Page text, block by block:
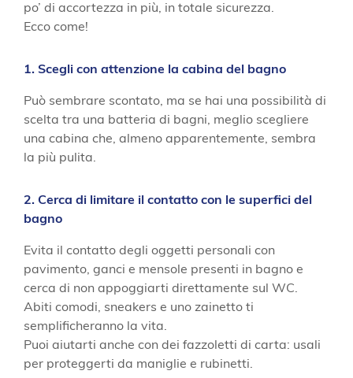
po’ di accortezza in più, in totale sicurezza.
Ecco come!
1. Scegli con attenzione la cabina del bagno
Può sembrare scontato, ma se hai una possibilità di
scelta tra una batteria di bagni, meglio scegliere
una cabina che, almeno apparentemente, sembra
la più pulita.
2. Cerca di limitare il contatto con le superfici del
bagno
Evita il contatto degli oggetti personali con
pavimento, ganci e mensole presenti in bagno e
cerca di non appoggiarti direttamente sul WC.
Abiti comodi, sneakers e uno zainetto ti
semplificheranno la vita.
Puoi aiutarti anche con dei fazzoletti di carta: usali
per proteggerti da maniglie e rubinetti.